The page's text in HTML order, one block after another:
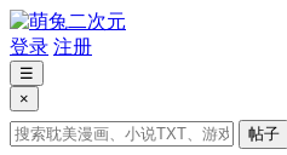
登录 注册
☰
×
帖子